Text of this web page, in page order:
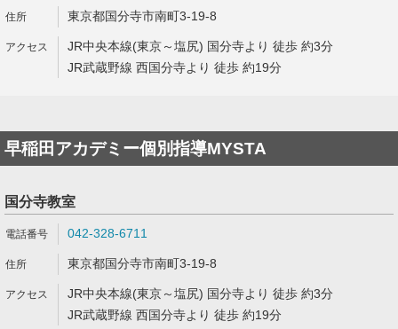
東京都国分寺市南町3-19-8
JR中央本線(東京～塩尻) 国分寺より 徒歩 約3分
JR武蔵野線 西国分寺より 徒歩 約19分
早稲田アカデミー個別指導MYSTA
国分寺教室
042-328-6711
東京都国分寺市南町3-19-8
JR中央本線(東京～塩尻) 国分寺より 徒歩 約3分
JR武蔵野線 西国分寺より 徒歩 約19分